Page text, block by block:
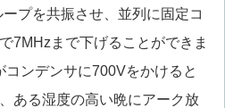
プを共振させ、並列に固定コ
7MHzまで下げることができま
コンデンサに700Vをかけると
ある湿度の高い晩にアーク放